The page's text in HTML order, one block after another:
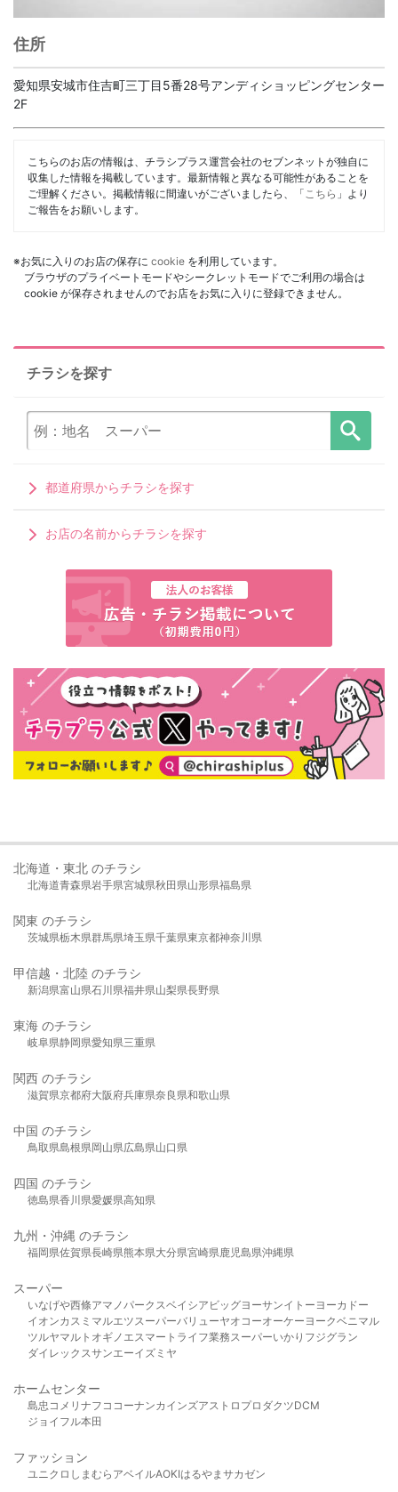
住所
愛知県安城市住吉町三丁目5番28号アンディショッピングセンター
2F
こちらのお店の情報は、チラシプラス運営会社のセブンネットが独自に
収集した情報を掲載しています。最新情報と異なる可能性があることを
ご理解ください。掲載情報に間違いがございましたら、「 こちら 」より
ご報告をお願いします。
※お気に入りのお店の保存に cookie を利用しています。
ブラウザのプライベートモードやシークレットモードでご利用の場合は
cookie が保存されませんのでお店をお気に入りに登録できません。
チラシを探す
都道府県からチラシを探す
お店の名前からチラシを探す
北海道・東北 のチラシ
北海道青森県岩手県宮城県秋田県山形県福島県
関東 のチラシ
茨城県栃木県群馬県埼玉県千葉県東京都神奈川県
甲信越・北陸 のチラシ
新潟県富山県石川県福井県山梨県長野県
東海 のチラシ
岐阜県静岡県愛知県三重県
関西 のチラシ
滋賀県京都府大阪府兵庫県奈良県和歌山県
中国 のチラシ
鳥取県島根県岡山県広島県山口県
四国 のチラシ
徳島県香川県愛媛県高知県
九州・沖縄 のチラシ
福岡県佐賀県長崎県熊本県大分県宮崎県鹿児島県沖縄県
スーパー
いなげや西條アマノパークスベイシア ビッグヨーサンイトーヨーカドー
イオンカスミ マルエツスーパーバリューヤオコーオーケー ヨークベニマル
ツルヤマルト オギノ エスマート ライフ業務スーパーいかり フジグラン
ダイレックスサンエーイズミヤ
ホームセンター
島忠 コメリ ナフコ コーナンカインズアストロプロダクツDCM
ジョイフル本田
ファッション
ユニクロ しまむら アベイルAOKIはるやま サカゼン